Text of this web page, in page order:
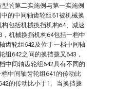
的第二实施例与第一实施例
的中间轴齿轮组61被机械换
包括机械换挡机构64、减速
机械换挡机构64包括一档中
齿轮组642及位于一档中间轴
组642之间的换挡拨叉643，
中间轴齿轮组642具有不同的
中间轴齿轮组641的传动比
的传动比小于1。当换挡拨